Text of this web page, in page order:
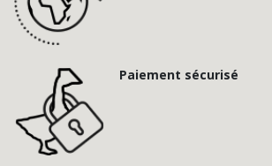
Paiement sécurisé